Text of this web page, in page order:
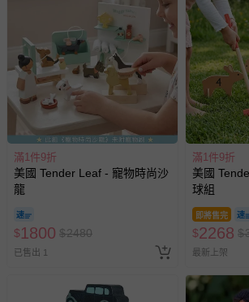
滿1件9折
美國 Tender Leaf - 寵物時尚沙
龍
$1800 $2480
已售出 1
滿1件9折
美國
球組
即將售完
$2268 $
最新上架